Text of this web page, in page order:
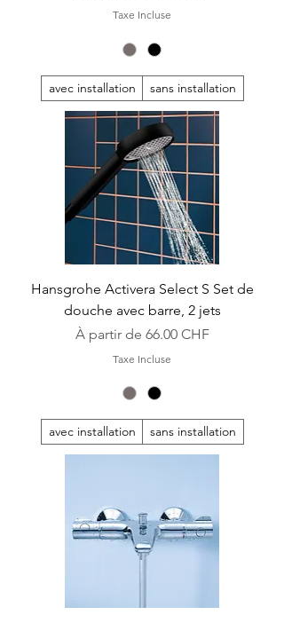
Taxe Incluse
avec installation sans installation
Hansgrohe Activera Select S Set de
douche avec barre, 2 jets
À partir de 66.00 CHF
Prix promotionnel
Taxe Incluse
avec installation sans installation